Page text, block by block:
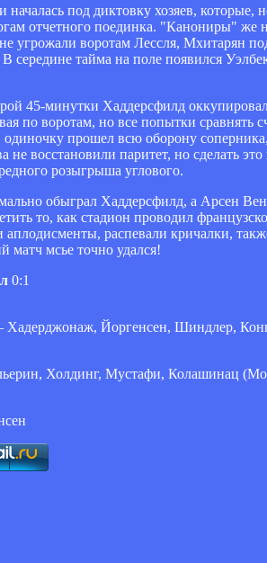
началась под диктовку хозяев,
отчетного поединка. "Канониры" же
угрожали воротам Лессля, Мхитарян
середине тайма на поле появился
45-минутки Хаддерсфилд
по воротам, но все попытки сравнять
одиночку прошел всю оборону
не восстановили паритет, но сделать
розыгрыша углового.
обыграл Хаддерсфилд, а Арсен
то, как стадион проводил
распевали кричалки,
матч мсье точно удался!
0:1
Хадерджонаж, Йоргенсен, Шиндлер,
Холдинг, Мустафи, Колашинац